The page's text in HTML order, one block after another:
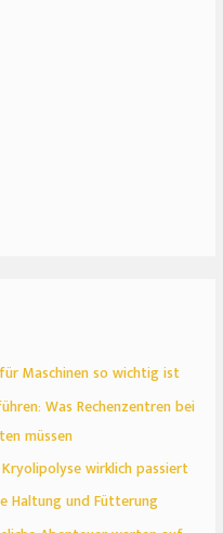
Maschinen so wichtig ist
Was Rechenzentren bei
müssen
wirklich passiert
Haltung und Fütterung